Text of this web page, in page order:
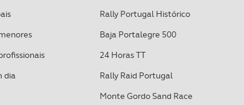
dia
Rally Portugal Histórico
Baja Portalegre 500
24 Horas TT
Rally Raid Portugal
Monte Gordo Sand Race